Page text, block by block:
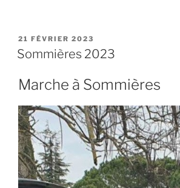
PUBLIÉ
LE
21 FÉVRIER 2023
Sommières 2023
Marche à Sommières